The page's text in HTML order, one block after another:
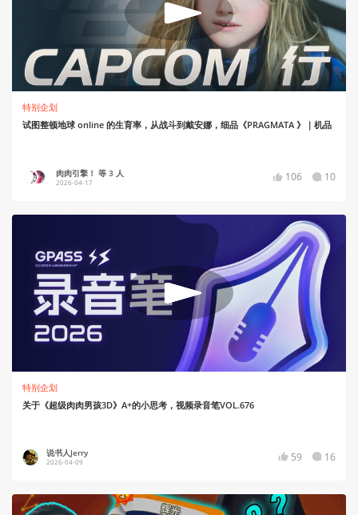
特别企划
试图整顿地球 online 的生育率，从战斗到戴安娜，细品《PRAGMATA 》｜机品
肉肉引擎！ 等 3 人
2026-04-17 106 10
特别企划
关于《超级肉肉男孩3D》A+的小思考，视频录音笔VOL.676
说书人Jerry
2026-04-09 59 16